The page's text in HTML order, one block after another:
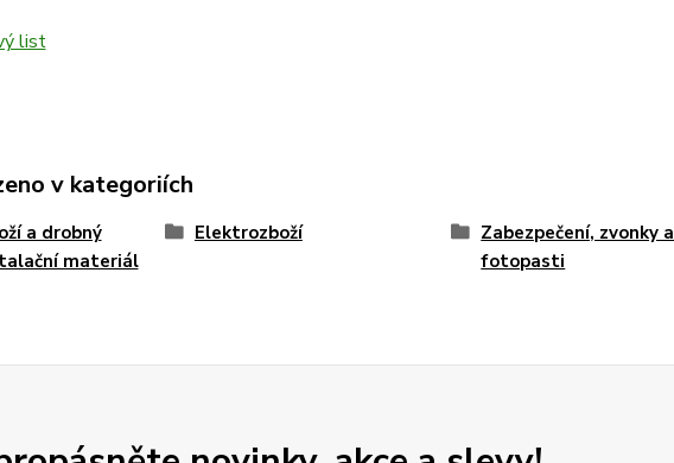
list
v kategoriích
a drobný
materiál
Elektrozboží
Zabezpečení, zvonky a
fotopasti